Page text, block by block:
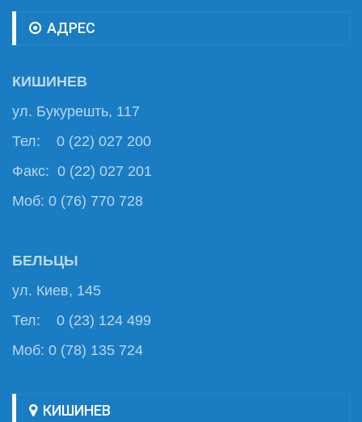
АДРЕС
КИШИНЕВ
ул. Букурешть, 117
Тел: 0 (22) 027 200
Факс: 0 (22) 027 201
Моб: 0 (76) 770 728
БЕЛЬЦЫ
ул. Киев, 145
Тел: 0 (23) 124 499
Моб: 0 (78) 135 724
КИШИНЕВ